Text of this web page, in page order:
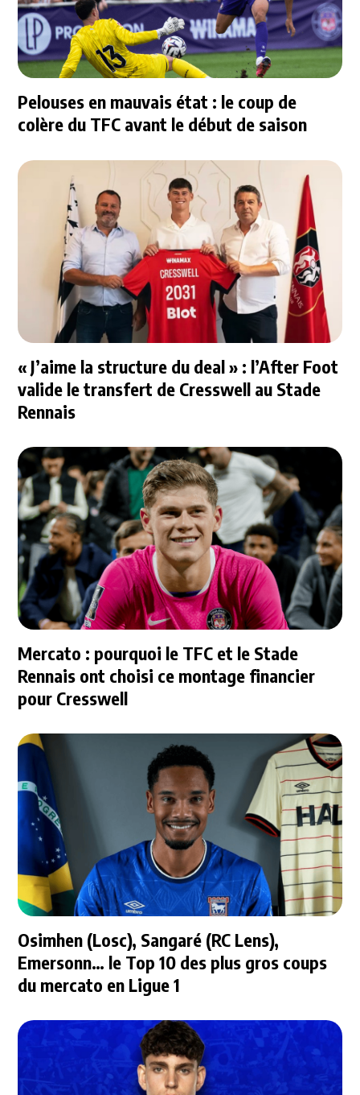
Pelouses en mauvais état : le coup de
colère du TFC avant le début de saison
« J’aime la structure du deal » : l’After Foot
valide le transfert de Cresswell au Stade
Rennais
Mercato : pourquoi le TFC et le Stade
Rennais ont choisi ce montage financier
pour Cresswell
Osimhen (Losc), Sangaré (RC Lens),
Emersonn… le Top 10 des plus gros coups
du mercato en Ligue 1